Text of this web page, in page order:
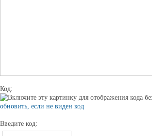
Код:
обновить, если не виден код
Введите код: